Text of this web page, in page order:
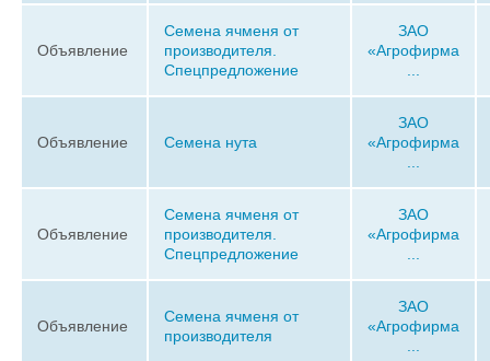
Объявление
Семена ячменя от
производителя.
Спецпредложение
ЗАО
«Агрофирма
Объявление Семена нута
ЗАО
«Агрофирма
Объявление
Семена ячменя от
производителя.
Спецпредложение
ЗАО
«Агрофирма
Объявление
Семена ячменя от
производителя
ЗАО
«Агрофирма